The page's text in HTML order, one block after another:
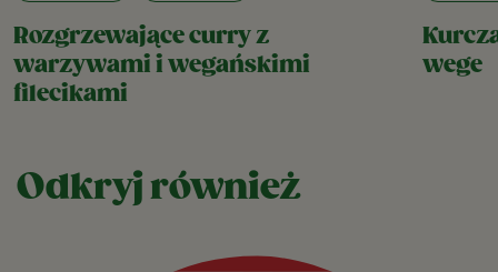
Rozgrzewające curry z
warzywami i wegańskimi
filecikami
wege
Odkryj również